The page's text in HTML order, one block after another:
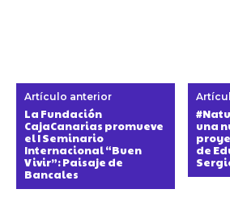
Artículo anterior
La Fundación
CajaCanarias promueve
el I Seminario
Internacional “Buen
Vivir”: Paisaje de
Bancales
una
de